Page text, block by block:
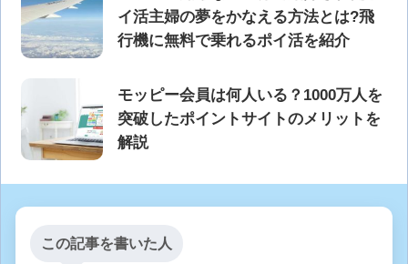
イ活主婦の夢をかなえる方法とは?飛
行機に無料で乗れるポイ活を紹介
モッピー会員は何人いる？1000万人を
突破したポイントサイトのメリットを
解説
この記事を書いた人